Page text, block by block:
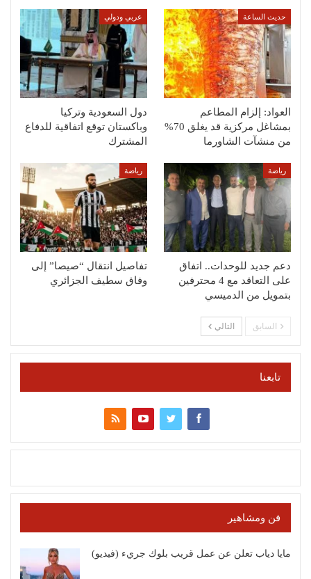
حديث الساعة
العواد: إلزام المطاعم
بمشاغل مركزية قد يغلق 70%
من منشآت الشاورما
عربي ودولي
دول السعودية وتركيا
وباكستان توقع اتفاقية للدفاع
المشترك
رياضة
دعم جديد للوحدات.. اتفاق
على التعاقد مع 4 محترفين
بتمويل من الدميسي
رياضة
تفاصيل انتقال “صيصا” إلى
وفاق سطيف الجزائري
السابق التالي
تابعنا
فن ومشاهير
مايا دياب تعلن عن عمل قريب بلوك جريء (فيديو)